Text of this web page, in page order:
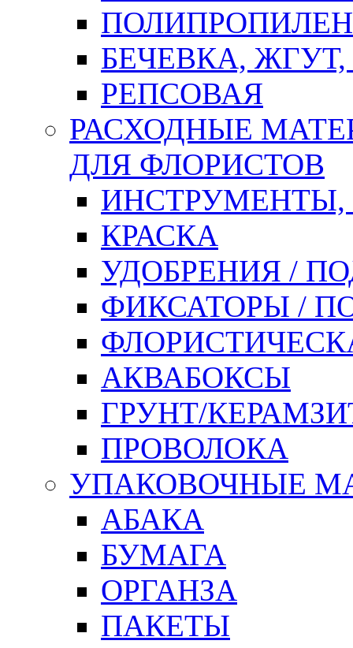
БЕЧЕВКА,
РЕПСОВАЯ
РАСХОДНЫЕ
ДЛЯ ФЛОРИСТОВ
ИНСТРУМЕНТЫ,
КРАСКА
УДОБРЕНИЯ /
ФИКСАТОРЫ /
АКВАБОКСЫ
ГРУНТ/
ПРОВОЛОКА
УПАКОВОЧНЫЕ
АБАКА
БУМАГА
ОРГАНЗА
ПАКЕТЫ